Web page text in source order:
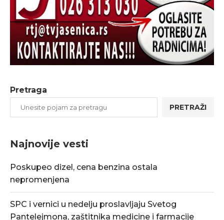
Pretraga
PRETRAŽI
Najnovije vesti
Poskupeo dizel, cena benzina ostala
nepromenjena
SPC i vernici u nedelju proslavljaju Svetog
Pantelejmona, zaštitnika medicine i farmacije